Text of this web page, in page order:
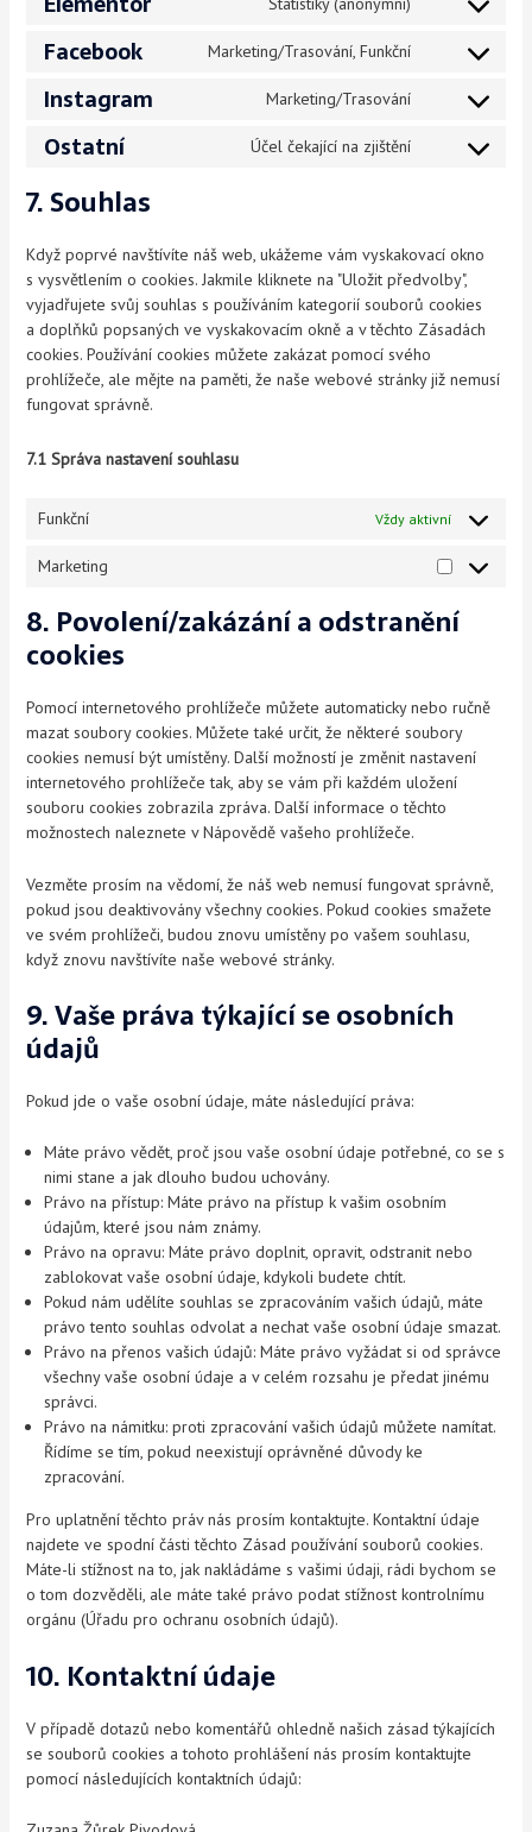
Facebook Marketing/Trasování, Funkční
Instagram Marketing/Trasování
Ostatní Účel čekající na zjištění
7. Souhlas
Když poprvé navštívíte náš web, ukážeme vám vyskakovací okno
s vysvětlením o cookies. Jakmile kliknete na "Uložit předvolby",
vyjadřujete svůj souhlas s používáním kategorií souborů cookies
a doplňků popsaných ve vyskakovacím okně a v těchto Zásadách
cookies. Používání cookies můžete zakázat pomocí svého
prohlížeče, ale mějte na paměti, že naše webové stránky již nemusí
fungovat správně.
7.1 Správa nastavení souhlasu
Funkční Vždy aktivní
Marketing
8. Povolení/zakázání a odstranění
cookies
Pomocí internetového prohlížeče můžete automaticky nebo ručně
mazat soubory cookies. Můžete také určit, že některé soubory
cookies nemusí být umístěny. Další možností je změnit nastavení
internetového prohlížeče tak, aby se vám při každém uložení
souboru cookies zobrazila zpráva. Další informace o těchto
možnostech naleznete v Nápovědě vašeho prohlížeče.
Vezměte prosím na vědomí, že náš web nemusí fungovat správně,
pokud jsou deaktivovány všechny cookies. Pokud cookies smažete
ve svém prohlížeči, budou znovu umístěny po vašem souhlasu,
když znovu navštívíte naše webové stránky.
9. Vaše práva týkající se osobních
údajů
Pokud jde o vaše osobní údaje, máte následující práva:
Máte právo vědět, proč jsou vaše osobní údaje potřebné, co se s
nimi stane a jak dlouho budou uchovány.
Právo na přístup: Máte právo na přístup k vašim osobním
údajům, které jsou nám známy.
Právo na opravu: Máte právo doplnit, opravit, odstranit nebo
zablokovat vaše osobní údaje, kdykoli budete chtít.
Pokud nám udělíte souhlas se zpracováním vašich údajů, máte
právo tento souhlas odvolat a nechat vaše osobní údaje smazat.
Právo na přenos vašich údajů: Máte právo vyžádat si od správce
všechny vaše osobní údaje a v celém rozsahu je předat jinému
správci.
Právo na námitku: proti zpracování vašich údajů můžete namítat.
Řídíme se tím, pokud neexistují oprávněné důvody ke
zpracování.
Pro uplatnění těchto práv nás prosím kontaktujte. Kontaktní údaje
najdete ve spodní části těchto Zásad používání souborů cookies.
Máte-li stížnost na to, jak nakládáme s vašimi údaji, rádi bychom se
o tom dozvěděli, ale máte také právo podat stížnost kontrolnímu
orgánu (Úřadu pro ochranu osobních údajů).
10. Kontaktní údaje
V případě dotazů nebo komentářů ohledně našich zásad týkajících
se souborů cookies a tohoto prohlášení nás prosím kontaktujte
pomocí následujících kontaktních údajů: